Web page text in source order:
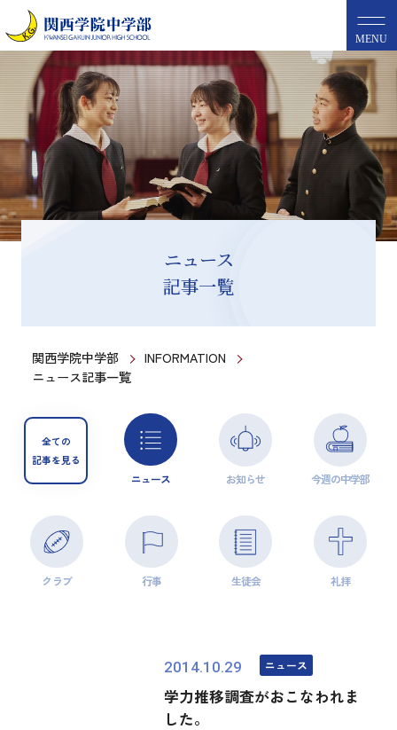
MENU
ニュース
記事一覧
関西学院中学部
INFORMATION
ニュース記事一覧
全ての
記事を見る
ニュース お知らせ 今週の中学部
クラブ 行事 生徒会 礼拝
2014.10.29 ニュース
学力推移調査がおこなわれま
した。